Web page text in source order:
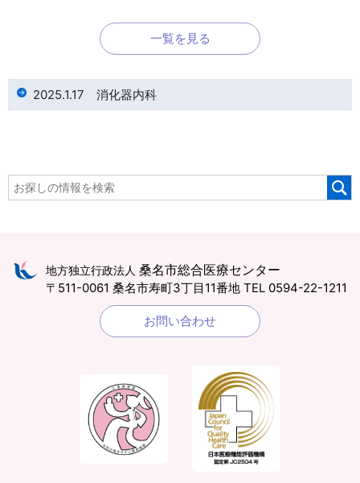
一覧を見る
2025.1.17 消化器内科
地方独立行政法人 桑名市総合医療センター
〒511-0061 桑名市寿町3丁目11番地 TEL 0594-22-1211
お問い合わせ